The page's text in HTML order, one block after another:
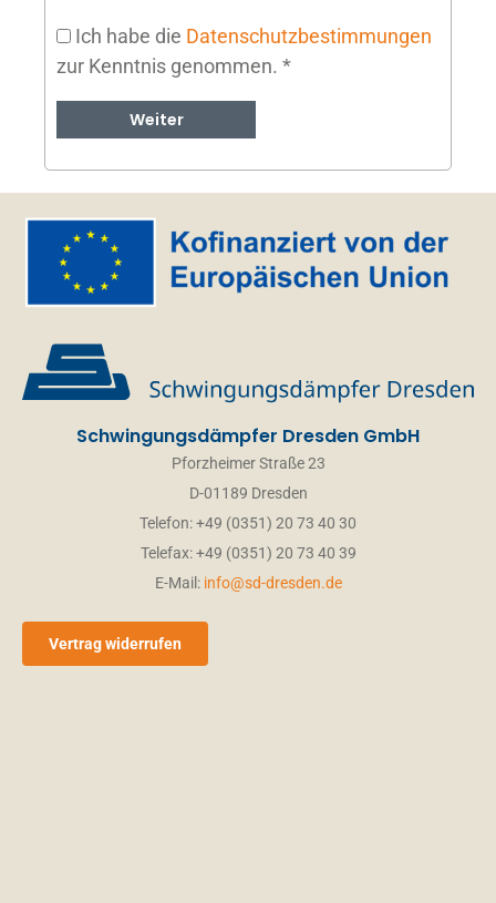
Ich habe die Datenschutzbestimmungen
zur Kenntnis genommen. *
Weiter
Schwingungsdämpfer Dresden GmbH
Pforzheimer Straße 23
D-01189 Dresden
Telefon: +49 (0351) 20 73 40 30
Telefax: +49 (0351) 20 73 40 39
E-Mail: info@sd-dresden.de
Vertrag widerrufen